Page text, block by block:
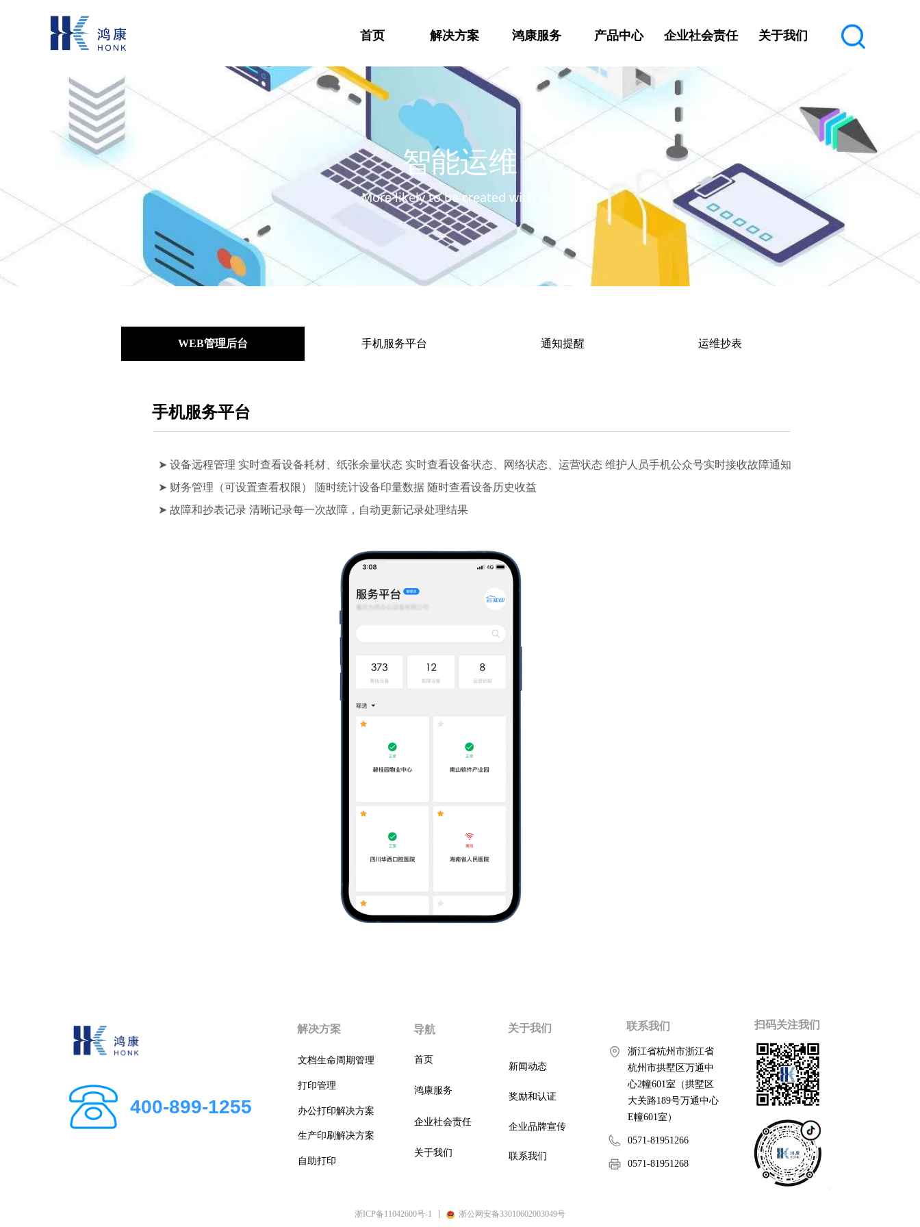
首页 解决方案 鸿康服务 产品中心 企业社会责任 关于我们
WEB管理后台 手机服务平台 通知提醒 运维抄表
手机服务平台
➤ 设备远程管理 实时查看设备耗材、纸张余量状态 实时查看设备状态、网络状态、运营状态 维护人员手机公众号实时接收故障通知
➤ 财务管理（可设置查看权限） 随时统计设备印量数据 随时查看设备历史收益
➤ 故障和抄表记录 清晰记录每一次故障，自动更新记录处理结果
智能运维
More likely to be created with you
解决方案
文档生命周期管理
打印管理
办公打印解决方案
生产印刷解决方案
自助打印
首页
鸿康服务
企业社会责任
关于我们
导航
新闻动态
奖励和认证
企业品牌宣传
联系我们
关于我们 联系我们
浙江省杭州市浙江省
杭州市拱墅区万通中
心2幢601室（拱墅区
大关路189号万通中心
E幢601室）
0571-81951266
0571-81951268
400-899-1255
扫码关注我们
浙ICP备11042600号-1 浙公网安备33010602003049号